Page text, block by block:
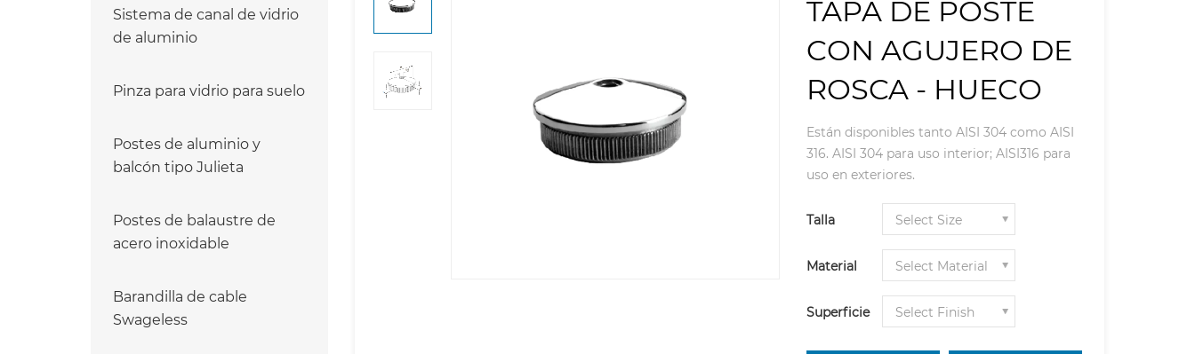
Sistema de canal de vidrio
de aluminio
Pinza para vidrio para suelo
Postes de aluminio y
balcón tipo Julieta
Postes de balaustre de
acero inoxidable
Barandilla de cable
Swageless
TAPA DE POSTE
CON AGUJERO DE
ROSCA - HUECO
Están disponibles tanto AISI 304 como AISI
316. AISI 304 para uso interior; AISI316 para
uso en exteriores.
Talla
Material
Superficie